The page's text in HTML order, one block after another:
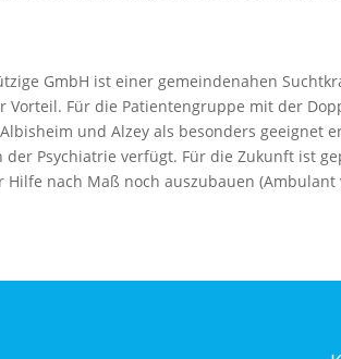
GmbH ist einer gemeindenahen
Für die Patientengruppe mit der
und Alzey als besonders
Psychiatrie verfügt. Für die Zukunft ist
nach Maß noch auszubauen (Ambulant